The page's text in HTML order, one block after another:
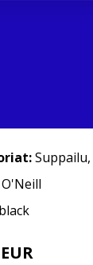
Suppailu,
O'Neill
black